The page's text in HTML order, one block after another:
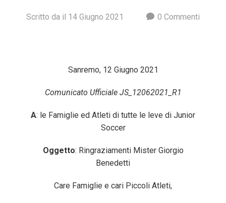
Scritto da il 14 Giugno 2021 0 Commenti
Sanremo, 12 Giugno 2021
Comunicato Ufficiale JS_12062021_R1
A: le Famiglie ed Atleti di tutte le leve di Junior
Soccer
Oggetto: Ringraziamenti Mister Giorgio
Benedetti
Care Famiglie e cari Piccoli Atleti,